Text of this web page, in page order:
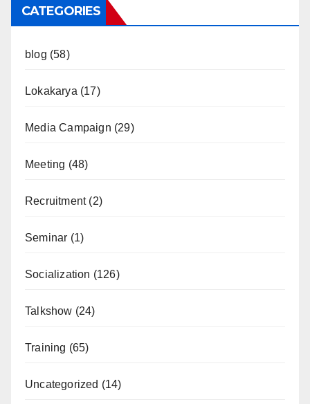
CATEGORIES
blog (58)
Lokakarya (17)
Media Campaign (29)
Meeting (48)
Recruitment(2)
Seminar (1)
Socialization (126)
Talkshow (24)
Training (65)
Uncategorized (14)